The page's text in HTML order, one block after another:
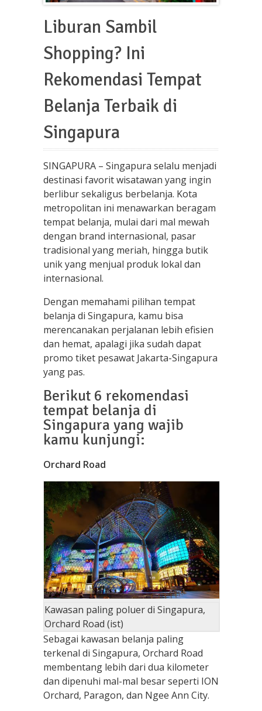
Liburan Sambil
Shopping? Ini
Rekomendasi Tempat
Belanja Terbaik di
Singapura
SINGAPURA – Singapura selalu menjadi
destinasi favorit wisatawan yang ingin
berlibur sekaligus berbelanja. Kota
metropolitan ini menawarkan beragam
tempat belanja, mulai dari mal mewah
dengan brand internasional, pasar
tradisional yang meriah, hingga butik
unik yang menjual produk lokal dan
internasional.
Dengan memahami pilihan tempat
belanja di Singapura, kamu bisa
merencanakan perjalanan lebih efisien
dan hemat, apalagi jika sudah dapat
promo tiket pesawat Jakarta-Singapura
yang pas.
Berikut 6 rekomendasi
tempat belanja di
Singapura yang wajib
kamu kunjungi:
Orchard Road
Kawasan paling poluer di Singapura,
Orchard Road (ist)
Sebagai kawasan belanja paling
terkenal di Singapura, Orchard Road
membentang lebih dari dua kilometer
dan dipenuhi mal-mal besar seperti ION
Orchard, Paragon, dan Ngee Ann City.